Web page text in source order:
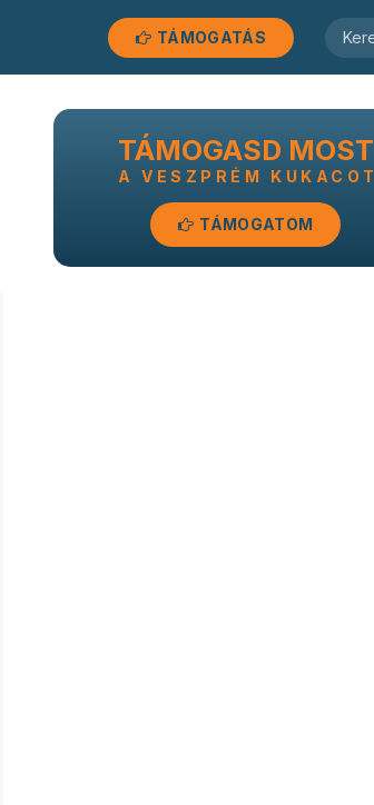
TÁMOGATÁS
TÁMOGASD MOST
A VESZPRÉM KUKACOT
TÁMOGATOM